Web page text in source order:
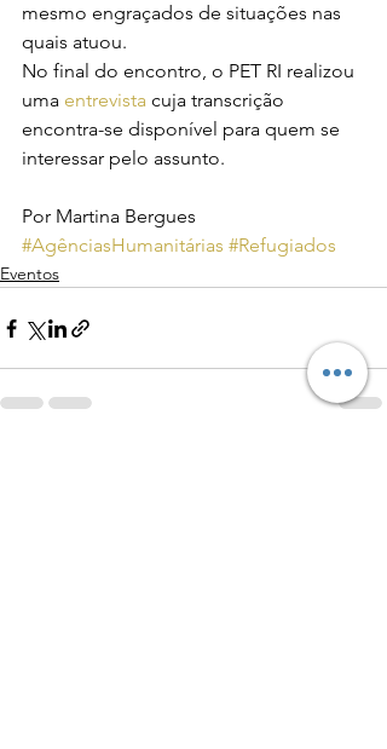
mesmo engraçados de situações nas
quais atuou.
No final do encontro, o PET RI realizou
uma entrevista cuja transcrição
encontra-se disponível para quem se
interessar pelo assunto.
Por Martina Bergues
#AgênciasHumanitárias #Refugiados
Eventos